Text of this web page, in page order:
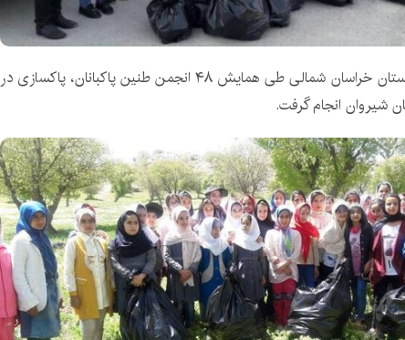
در شهر شیروان استان خراسان شمالی طی همایش ۴۸ انجمن طنین پاکبانان، پاکسازی در
شیروان انجام گرفت.